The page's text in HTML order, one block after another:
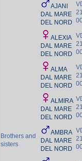
Brothers and
sisters
AJANI
DAL MARE
DEL NORD
ALEXIA
DAL MARE
DEL NORD
ALMA
DAL MARE
DEL NORD
ALMIRA
DAL MARE
DEL NORD
AMBRA
DAL MARE
DEL NORD